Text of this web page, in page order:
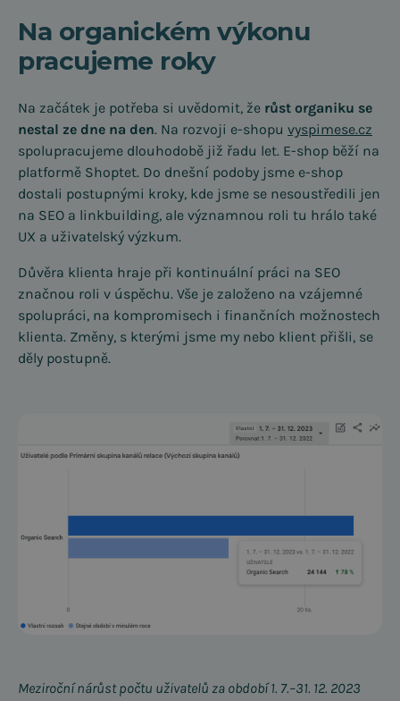
Na organickém výkonu
pracujeme roky
Na začátek je potřeba si uvědomit, že růst organiku se
nestal ze dne na den. Na rozvoji e-shopu vyspimese.cz
spolupracujeme dlouhodobě již řadu let. E-shop běží na
platformě Shoptet. Do dnešní podoby jsme e-shop
dostali postupnými kroky, kde jsme se nesoustředili jen
na SEO a linkbuilding, ale významnou roli tu hrálo také
UX a uživatelský výzkum.
Důvěra klienta hraje při kontinuální práci na SEO
značnou roli v úspěchu. Vše je založeno na vzájemné
spolupráci, na kompromisech i finančních možnostech
klienta. Změny, s kterými jsme my nebo klient přišli, se
děly postupně.
Meziroční nárůst počtu uživatelů za období 1. 7.–31. 12. 2023